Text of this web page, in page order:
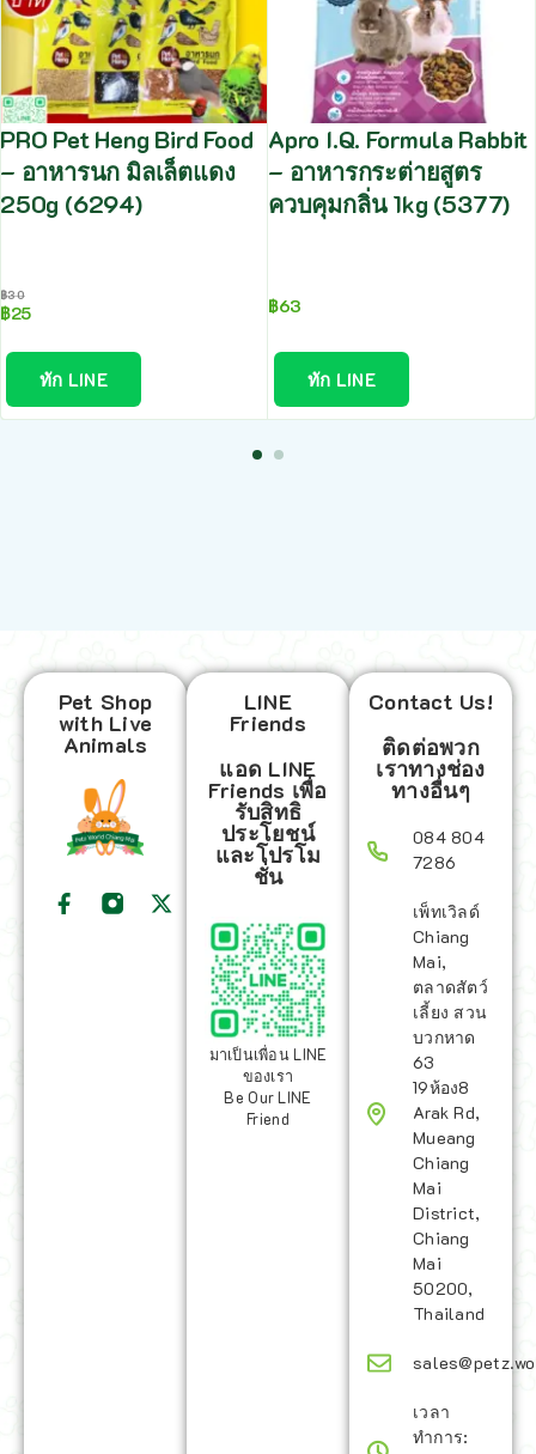
PRO Pet Heng Bird Food
– อาหารนก มิลเล็ตแดง
250g (6294)
฿30
฿25
ทัก LINE
Apro I.Q. Formula Rabbit
– อาหารกระต่ายสูตร
ควบคุมกลิ่น 1kg (5377)
฿63
ทัก LINE
Pet Shop
with Live
Animals
LINE
Friends
แอด LINE
Friends เพื่อ
รับสิทธิ
ประโยชน์
และโปรโม
ชั่น
มาเป็นเพื่อน LINE
ของเรา
Be Our LINE
Friend
Contact Us!
ติดต่อพวก
เราทางช่อง
ทางอื่นๆ
084 804
7286
เพ็ทเวิลด์
Chiang
Mai,
ตลาดสัตว์
เลี้ยง สวน
บวกหาด
63
19ห้อง8
Arak Rd,
Mueang
Chiang
Mai
District,
Chiang
Mai
50200,
Thailand
เวลา
ทำการ: